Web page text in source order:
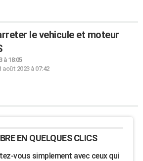
le vehicule et moteur
à 18:05
août 2023 à 07:42
EN QUELQUES CLICS
vous simplement avec ceux qui